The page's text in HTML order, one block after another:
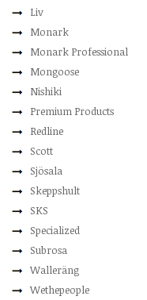
Liv
Monark
Monark Professional
Mongoose
Nishiki
Premium Products
Redline
Scott
Sjösala
Skeppshult
SKS
Specialized
Subrosa
Walleräng
Wethepeople